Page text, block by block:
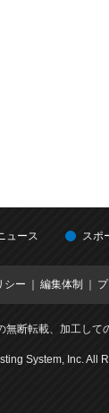
ュース スポ
シー 編集体制
断転載、加工して
System, Inc. All